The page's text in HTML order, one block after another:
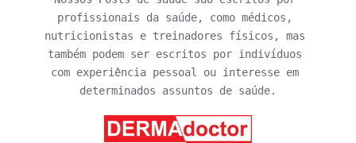
profissionais da saúde, como médicos,
nutricionistas e treinadores físicos, mas
também podem ser escritos por indivíduos
com experiência pessoal ou interesse em
determinados assuntos de saúde.